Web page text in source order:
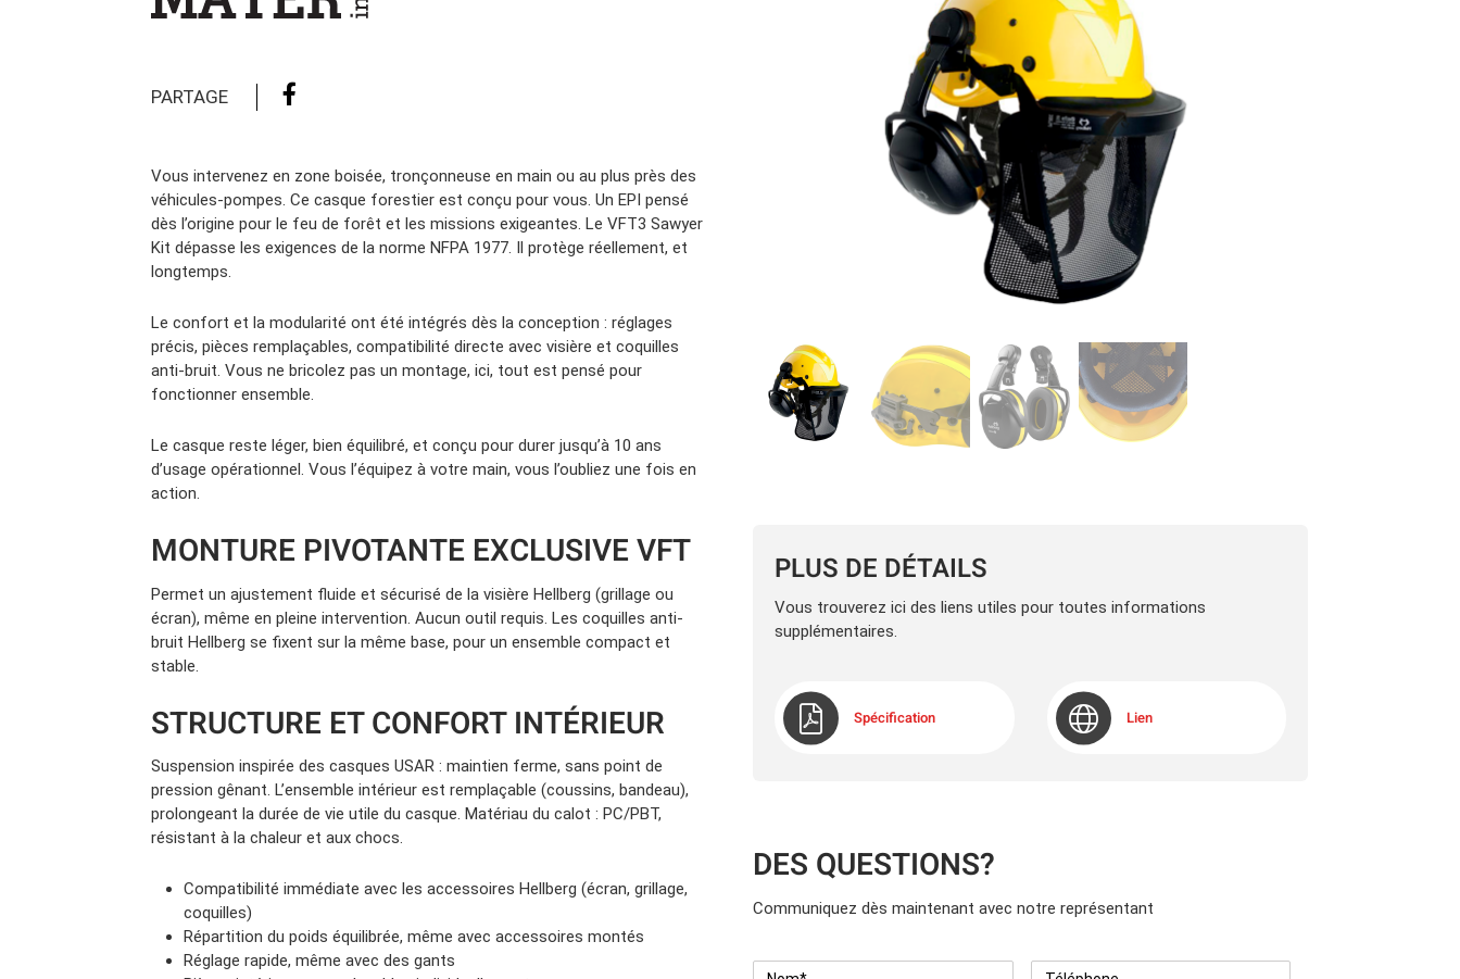
Location d’habit de combat
Planifier un rendez-vous
PLUS DE DÉTAILS
Vous trouverez ici des liens utiles pour toutes informations
supplémentaires.
Spécification Lien
DES QUESTIONS?
Communiquez dès maintenant avec notre représentant
Nom * Téléphone
PARTAGE
Vous intervenez en zone boisée, tronçonneuse en main ou au plus près des
véhicules-pompes. Ce casque forestier est conçu pour vous. Un EPI pensé
dès l’origine pour le feu de forêt et les missions exigeantes. Le VFT3 Sawyer
Kit dépasse les exigences de la norme NFPA 1977. Il protège réellement, et
longtemps.
Le confort et la modularité ont été intégrés dès la conception : réglages
précis, pièces remplaçables, compatibilité directe avec visière et coquilles
anti-bruit. Vous ne bricolez pas un montage, ici, tout est pensé pour
fonctionner ensemble.
Le casque reste léger, bien équilibré, et conçu pour durer jusqu’à 10 ans
d’usage opérationnel. Vous l’équipez à votre main, vous l’oubliez une fois en
action.
MONTURE PIVOTANTE EXCLUSIVE VFT
Permet un ajustement fluide et sécurisé de la visière Hellberg (grillage ou
écran), même en pleine intervention. Aucun outil requis. Les coquilles anti-
bruit Hellberg se fixent sur la même base, pour un ensemble compact et
stable.
STRUCTURE ET CONFORT INTÉRIEUR
Suspension inspirée des casques USAR : maintien ferme, sans point de
pression gênant. L’ensemble intérieur est remplaçable (coussins, bandeau),
prolongeant la durée de vie utile du casque. Matériau du calot : PC/PBT,
résistant à la chaleur et aux chocs.
Compatibilité immédiate avec les accessoires Hellberg (écran, grillage,
coquilles)
Répartition du poids équilibrée, même avec accessoires montés
Réglage rapide, même avec des gants